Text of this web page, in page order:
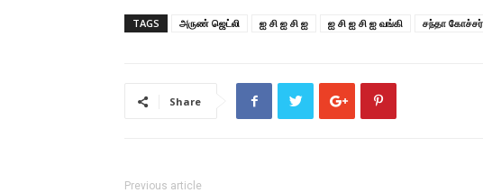
TAGS அருண் ஜெட்லி ஐ சி ஐ சி ஐ ஐ சி ஐ சி ஐ வங்கி சந்தா கோச்சர்
Share
Previous article